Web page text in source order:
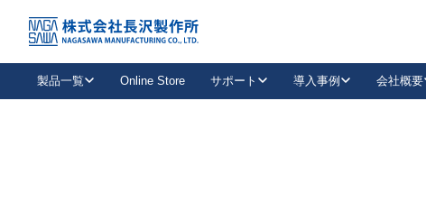
製品一覧 Online Store サポート 導入事例 会社概要
KSS加盟店・取扱店情報
店舗一覧